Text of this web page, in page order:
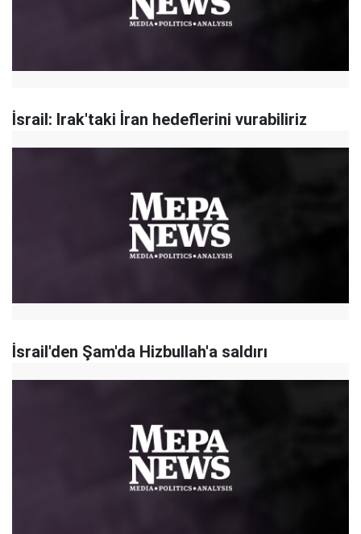
İsrail: Irak'taki İran hedeflerini vurabiliriz
İsrail'den Şam'da Hizbullah'a saldırı